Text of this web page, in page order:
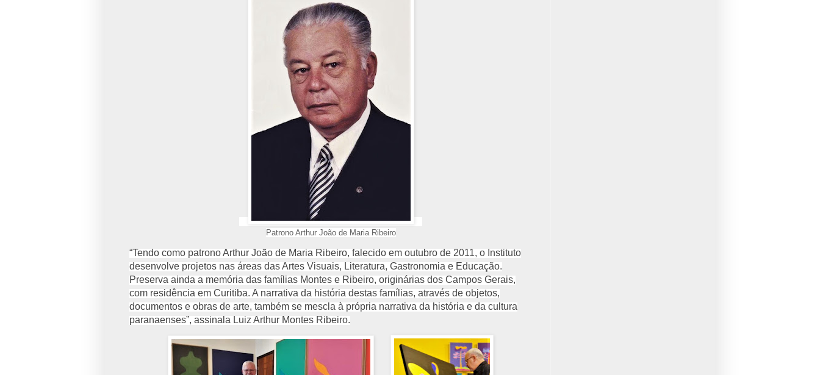
Patrono Arthur João de Maria Ribeiro
“Tendo como patrono Arthur João de Maria Ribeiro, falecido em outubro de 2011, o Instituto
desenvolve projetos nas áreas das Artes Visuais, Literatura, Gastronomia e Educação.
Preserva ainda a memória das famílias Montes e Ribeiro, originárias dos Campos Gerais,
com residência em Curitiba. A narrativa da história destas famílias, através de objetos,
documentos e obras de arte, também se mescla à própria narrativa da história e da cultura
paranaenses”, assinala Luiz Arthur Montes Ribeiro.